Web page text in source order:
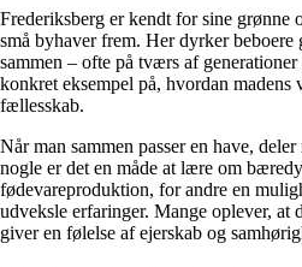
Frederiksberg er kendt for sine grønne
små byhaver frem. Her dyrker beboere
sammen – ofte på tværs af
konkret eksempel på, hvordan
fællesskab.
Når man sammen passer en have,
nogle er det en måde at lære om
fødevareproduktion, for andre en
udveksle erfaringer. Mange oplever, at
giver en følelse af ejerskab og